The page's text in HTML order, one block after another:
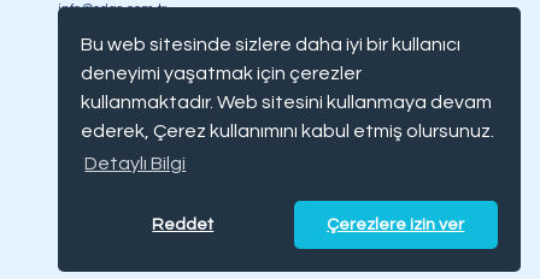
Bu web sitesinde sizlere daha iyi bir kullanıcı
deneyimi yaşatmak için çerezler
kullanmaktadır. Web sitesini kullanmaya devam
ederek, Çerez kullanımını kabul etmiş olursunuz.
Detaylı Bilgi
Reddet Çerezlere izin ver
info@odas.com.tr
Copyright @ Odaş, tüm hakları saklıdır
Çerez Politikası
Çekince Bildirimi